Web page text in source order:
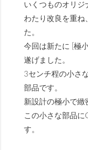
いくつものオリジ
わたり改良を重ね
た。
今回は新たに [極
遂げました。
3センチ程の小さ
部品です。
新設計の極小で緻
この小さな部品に
す。